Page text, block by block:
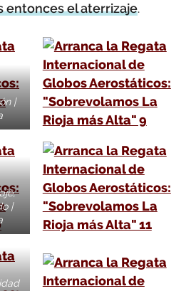
entonces el aterrizaje.
|
|